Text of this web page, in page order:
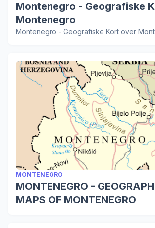
Montenegro - Geografiske
Montenegro
Montenegro - Geografiske Kort over
MONTENEGRO
MONTENEGRO -
MAPS OF MONTENEGRO